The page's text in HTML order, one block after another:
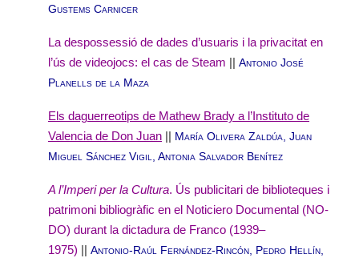
Gustems Carnicer
La despossessió de dades d’usuaris i la privacitat en
l’ús de videojocs: el cas de Steam
Antonio José
Planells de la Maza
Els daguerreotips de Mathew Brady a l’Instituto de
Valencia de Don Juan
María Olivera Zaldúa, Juan
Miguel Sánchez Vigil, Antonia Salvador Benítez
A l’Imperi per la Cultura. Ús publicitari de biblioteques i
patrimoni bibliogràfic en el Noticiero Documental (NO-
DO) durant la dictadura de Franco (1939–
1975)
Antonio-Raúl Fernández-Rincón, Pedro Hellín,